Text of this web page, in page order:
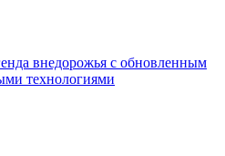
внедорожья с обновленным
технологиями